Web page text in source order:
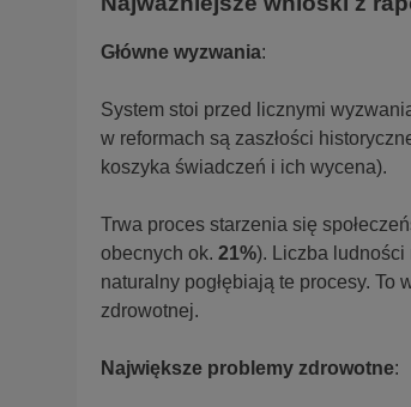
Główne wyzwania:
System stoi przed licznymi
w reformach są zaszłości
koszyka świadczeń i ich wycena).
Trwa proces starzenia się
obecnych ok. 21%). Liczba ludności
naturalny pogłębiają te procesy.
zdrowotnej.
Największe problemy zdrowotne: